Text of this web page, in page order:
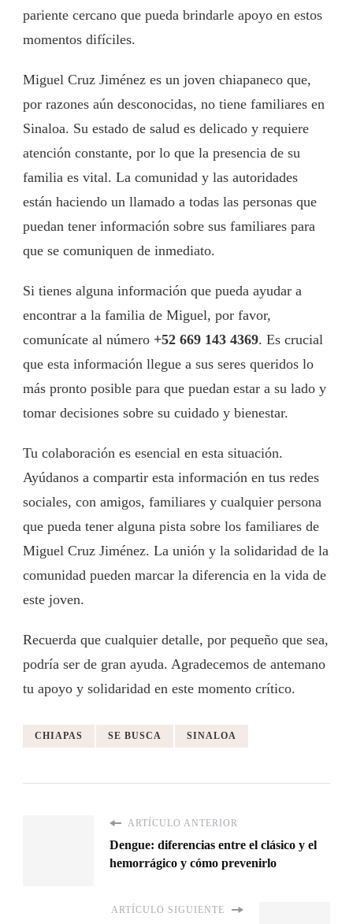
pariente cercano que pueda brindarle apoyo en estos
momentos difíciles.
Miguel Cruz Jiménez es un joven chiapaneco que,
por razones aún desconocidas, no tiene familiares en
Sinaloa. Su estado de salud es delicado y requiere
atención constante, por lo que la presencia de su
familia es vital. La comunidad y las autoridades
están haciendo un llamado a todas las personas que
puedan tener información sobre sus familiares para
que se comuniquen de inmediato.
Si tienes alguna información que pueda ayudar a
encontrar a la familia de Miguel, por favor,
comunícate al número +52 669 143 4369. Es crucial
que esta información llegue a sus seres queridos lo
más pronto posible para que puedan estar a su lado y
tomar decisiones sobre su cuidado y bienestar.
Tu colaboración es esencial en esta situación.
Ayúdanos a compartir esta información en tus redes
sociales, con amigos, familiares y cualquier persona
que pueda tener alguna pista sobre los familiares de
Miguel Cruz Jiménez. La unión y la solidaridad de la
comunidad pueden marcar la diferencia en la vida de
este joven.
Recuerda que cualquier detalle, por pequeño que sea,
podría ser de gran ayuda. Agradecemos de antemano
tu apoyo y solidaridad en este momento crítico.
CHIAPAS SE BUSCA SINALOA
ARTÍCULO ANTERIOR
Dengue: diferencias entre el clásico y el
hemorrágico y cómo prevenirlo
ARTÍCULO SIGUIENTE